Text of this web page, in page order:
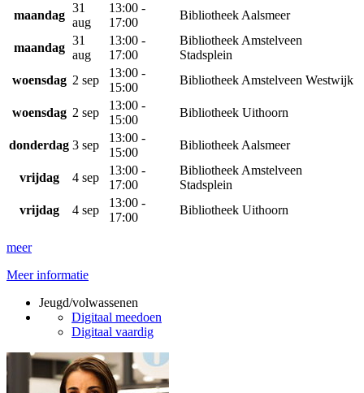
maandag
31
aug
13:00 -
17:00
Bibliotheek Aalsmeer
maandag
31
aug
13:00 -
17:00
Bibliotheek Amstelveen
Stadsplein
woensdag 2 sep
13:00 -
15:00
Bibliotheek Amstelveen Westwijk
woensdag 2 sep
13:00 -
15:00
Bibliotheek Uithoorn
donderdag 3 sep
13:00 -
15:00
Bibliotheek Aalsmeer
vrijdag 4 sep
13:00 -
17:00
Bibliotheek Amstelveen
Stadsplein
vrijdag
4 sep
13:00 -
17:00
Bibliotheek Uithoorn
meer
Meer informatie
Jeugd/volwassenen
Digitaal meedoen
Digitaal vaardig